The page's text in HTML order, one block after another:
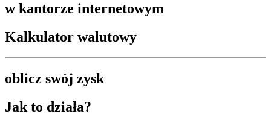
w kantorze internetowym
Kalkulator walutowy
oblicz swój zysk
Jak to działa?